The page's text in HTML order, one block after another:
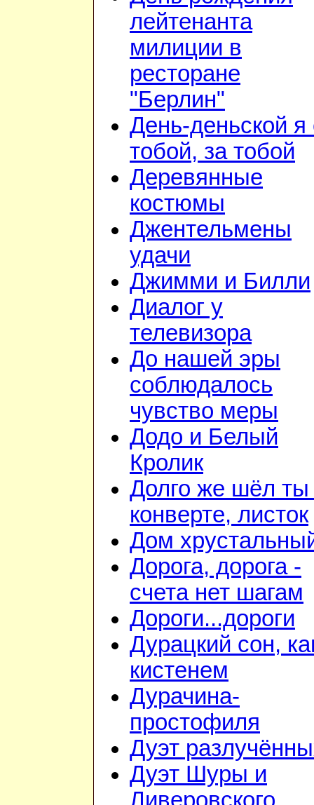
лейтенанта
милиции в
ресторане
"Берлин"
День-деньской я
тобой, за тобой
Деревянные
костюмы
Джентельмены
удачи
Джимми и Билли
Диалог у
телевизора
До нашей эры
соблюдалось
чувство меры
Додо и Белый
Кролик
Долго же шёл ты
конверте, листок
Дом
Дорога, дорога -
счета нет шагам
Дороги...дороги
Дурацкий сон,
кистенем
Дурачина-
простофиля
Дуэт
Дуэт Шуры и